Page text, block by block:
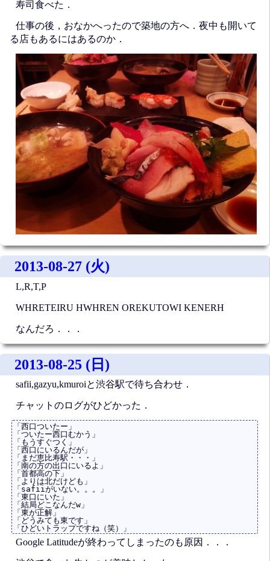
寿司食べた．
仕事の後，おなかへったので築地の方へ．夜中も開いて
る店もあるにはあるのか．
2013-08-27 (火)
L,R,T,P
WHRETEIRU HWHREN OREKUTOWI KENERH
なんだろ．．．
2013-08-25 (日)
safii,gazyu,kmuroiと渋谷駅で待ち合わせ．
チャットのログがひどかった．
「西口ついたー」
「ついたー西口むかう」
「もうすぐつく」
「西口にいるんだが」
「まだ恵比寿駅・・・」
「南の方の出口にいるよ」
「首都高の下」
「よりは北だけども」
「safiiがいない。。。」
「東口にいた」
「結局どこなんだw」
「東が正解」
「どうみても東です」
Google Latitudeが終わってしまったのも原因．．．